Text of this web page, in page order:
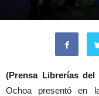
(Prensa Librerías del
Ochoa presentó en